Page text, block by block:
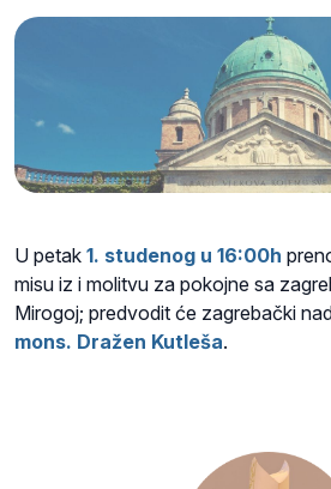
U petak 1. studenog u 16:00h
misu iz i molitvu za pokojne sa
Mirogoj; predvodit će zagrebački
mons. Dražen Kutleša.